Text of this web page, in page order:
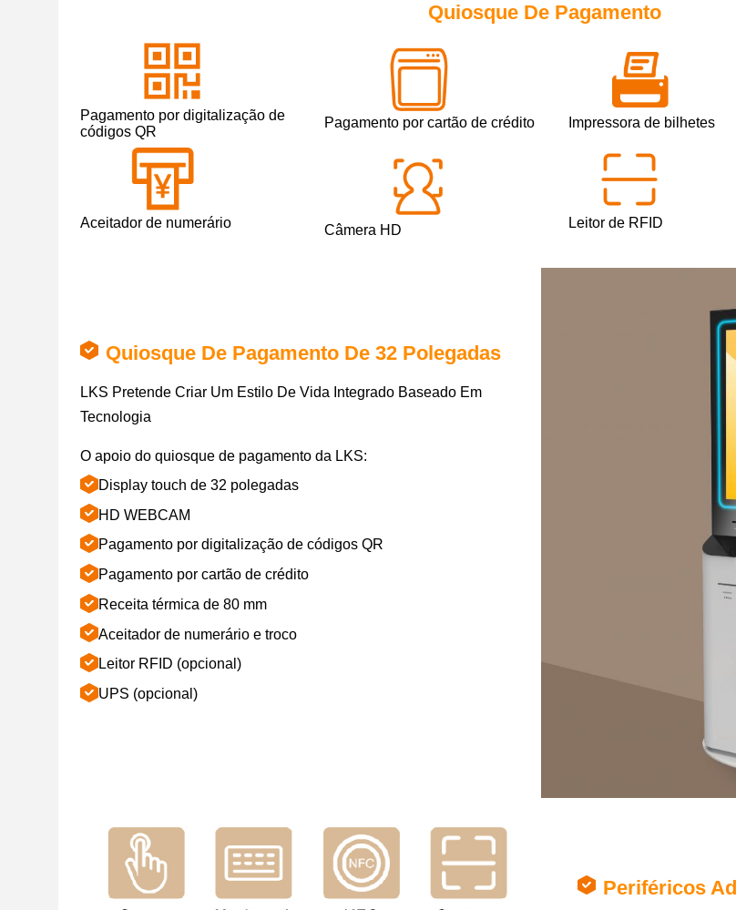
Quiosque De Pagamento
Pagamento por digitalização de
códigos QR
Pagamento por cartão de crédito Impressora de bilhetes
Aceitador de numerário Câmera HD Leitor de RFID
Quiosque De Pagamento De 32 Polegadas
LKS Pretende Criar Um Estilo De Vida Integrado Baseado Em
Tecnologia
O apoio do quiosque de pagamento da LKS:
Display touch de 32 polegadas
HD WEBCAM
Pagamento por digitalização de códigos QR
Pagamento por cartão de crédito
Receita térmica de 80 mm
Aceitador de numerário e troco
Leitor RFID (opcional)
UPS (opcional)
Periféricos